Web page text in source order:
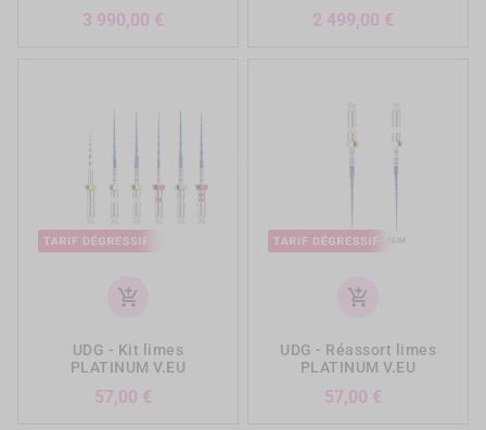
3 990,00 € 2 499,00 €
add_shopping_cart
UDG - Kit limes
PLATINUM V.EU
57,00 €
add_shopping_cart
UDG - Réassort limes
PLATINUM V.EU
57,00 €